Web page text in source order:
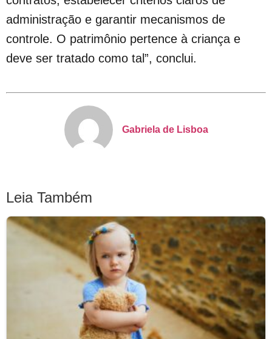
administração e garantir mecanismos de
controle. O patrimônio pertence à criança e
deve ser tratado como tal”, conclui.
Gabriela de Lisboa
Leia Também